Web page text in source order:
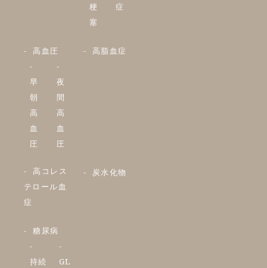
梗
塞
症
高血圧
早
朝
高
血
圧
夜
間
高
血
圧
高脂血症
高コレス
テロール血
症
炭水化物
糖尿病
持続
GL